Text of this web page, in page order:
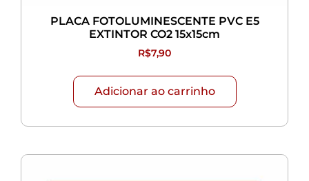
PLACA FOTOLUMINESCENTE PVC E5
EXTINTOR CO2 15x15cm
R$7,90
Adicionar ao carrinho